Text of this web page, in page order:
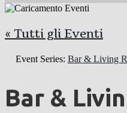
« Tutti gli Eventi
Event Series: Bar & Living
Bar &